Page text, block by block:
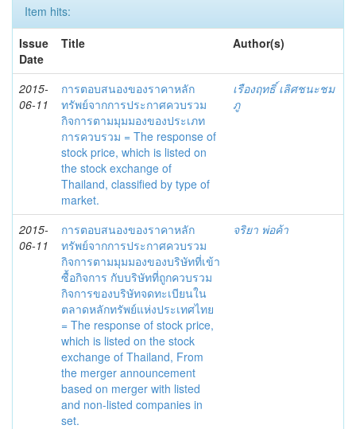
Item hits:
Issue
Date
Title Author(s)
2015-
06-11
การตอบสนองของราคาหลัก
ทรัพย์จากการประกาศควบรวม
กิจการตามมุมมองของประเภท
การควบรวม = The response of
stock price, which is listed on
the stock exchange of
Thailand, classified by type of
market.
เรืองฤทธิ์ เลิศชนะชม
ภู
2015-
06-11
การตอบสนองของราคาหลัก
ทรัพย์จากการประกาศควบรวม
กิจการตามมุมมองของบริษัทที่เข้า
ซื้อกิจการ กับบริษัทที่ถูกควบรวม
กิจการของบริษัทจดทะเบียนใน
ตลาดหลักทรัพย์แห่งประเทศไทย
= The response of stock price,
which is listed on the stock
exchange of Thailand, From
the merger announcement
based on merger with listed
and non-listed companies in
set.
จริยา พ่อค้า